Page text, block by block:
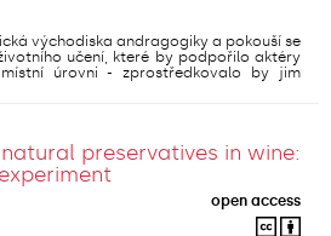
východiska andragogiky a pokouší se
učení, které by podpořilo aktéry
úrovni - zprostředkovalo by jim
preservatives in wine:
open access